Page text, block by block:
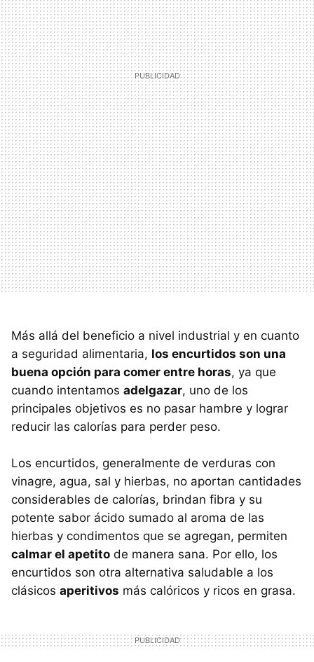
Más allá del beneficio a nivel industrial y en cuanto
a seguridad alimentaria, los encurtidos son una
buena opción para comer entre horas, ya que
cuando intentamos adelgazar, uno de los
principales objetivos es no pasar hambre y lograr
reducir las calorías para perder peso.
Los encurtidos, generalmente de verduras con
vinagre, agua, sal y hierbas, no aportan cantidades
considerables de calorías, brindan fibra y su
potente sabor ácido sumado al aroma de las
hierbas y condimentos que se agregan, permiten
calmar el apetito de manera sana. Por ello, los
encurtidos son otra alternativa saludable a los
clásicos aperitivos más calóricos y ricos en grasa.